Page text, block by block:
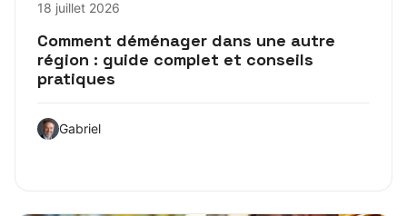
18 juillet 2026
Comment déménager dans une autre
région : guide complet et conseils
pratiques
Gabriel